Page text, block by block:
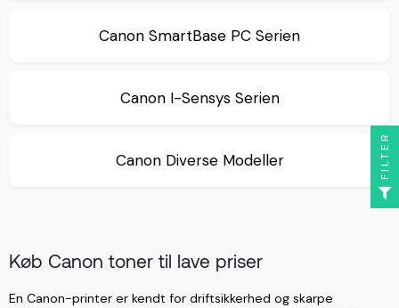
Canon SmartBase PC Serien
Canon I-Sensys Serien
Canon Diverse Modeller
Køb Canon toner til lave priser
En Canon-printer er kendt for driftsikkerhed og skarpe
FILTER